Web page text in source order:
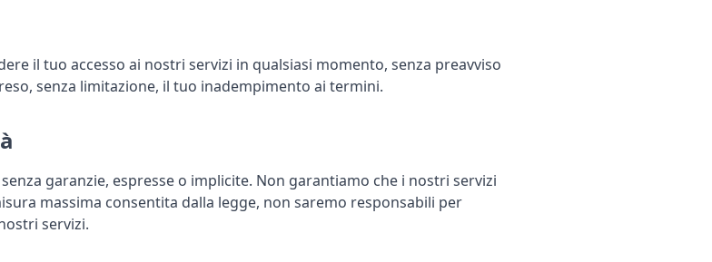
il tuo accesso ai nostri servizi in qualsiasi momento, senza preavviso
senza limitazione, il tuo inadempimento ai termini.
garanzie, espresse o implicite. Non garantiamo che i nostri servizi
massima consentita dalla legge, non saremo responsabili per
servizi.